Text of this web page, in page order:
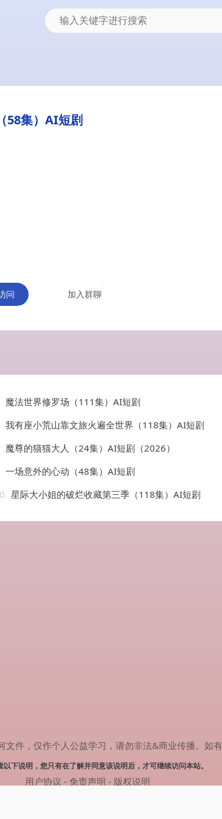
58集）AI短剧
问 加入群聊
魔法世界修罗场（111集）AI短剧
我有座小荒山靠文旅火遍全世界（118集）AI短剧
魔尊的猫猫大人（24集）AI短剧（2026）
一场意外的心动（48集）AI短剧
星际大小姐的破烂收藏第三季（118集）AI短剧
件，仅作个人公益学习，请勿非法&商业传播。如
以下说明，您只有在了解并同意该说明后，才可继续访问本站。
用户协议 - 免责声明 - 版权说明